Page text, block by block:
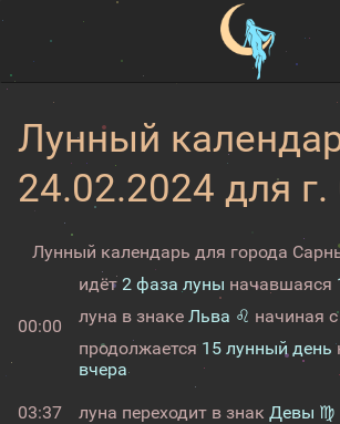
Лунный
24.02.2024 для
Лунный календарь для города
00:00
идёт 2 фаза луны начавшаяся
луна в знаке Льва ♌ начиная с
продолжается 15 лунный день
вчера
03:37 луна переходит в знак Девы ♍